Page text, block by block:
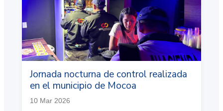
Jornada nocturna de control realizada
en el municipio de Mocoa
10 Mar 2026